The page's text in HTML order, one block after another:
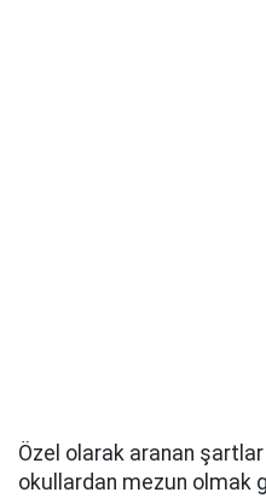
Özel olarak aranan
okullardan mezun olmak